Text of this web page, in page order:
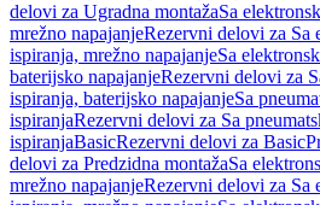
delovi za Ugradna montažaSa
mrežno napajanjeRezervni delovi za Sa
ispiranja, mrežno napajanjeSa
baterijsko napajanjeRezervni delovi za
ispiranja, baterijsko napajanjeSa
ispiranjaRezervni delovi za Sa
ispiranjaBasicRezervni delovi za Basic
delovi za Predzidna montažaSa
mrežno napajanjeRezervni delovi za Sa